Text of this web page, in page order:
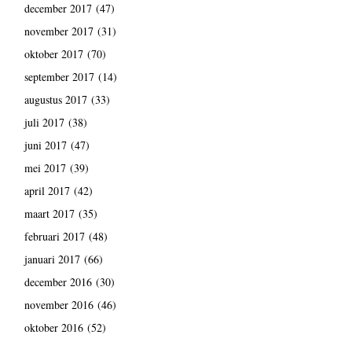
december 2017(47)
november 2017(31)
oktober 2017(70)
september 2017(14)
augustus 2017(33)
juli 2017(38)
juni 2017(47)
mei 2017(39)
april 2017(42)
maart 2017(35)
februari 2017(48)
januari 2017(66)
december 2016(30)
november 2016(46)
oktober 2016(52)